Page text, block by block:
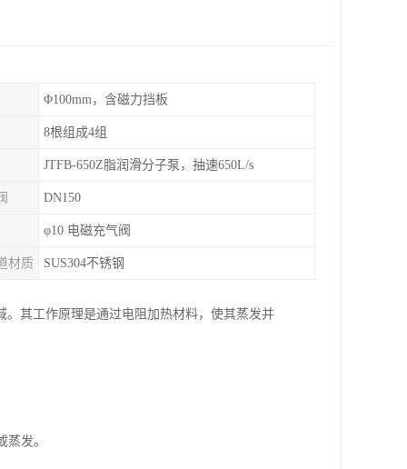
Φ100mm，含磁力挡板
8根组成4组
JTFB-650Z脂润滑分子泵，抽速650L/s
DN150
φ10 电磁充气阀
材质 SUS304不锈钢
其工作原理是通过电阻加热材料，使其蒸发并
发。